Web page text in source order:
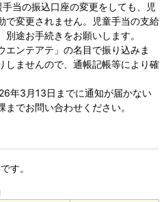
当の振込口座の変更をしても、児
で変更されません。児童手当の支給
途お手続きをお願いします。
エンテアテ」の名目で振り込みま
しませんので、通帳記帳等により確
年3月13日までに通知が届かない
でお問い合わせください。
す。